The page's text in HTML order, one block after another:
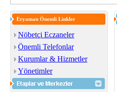
Eryaman Önemli Linkler
Nöbetçi Eczaneler
Önemli Telefonlar
Kurumlar & Hizmetler
Yönetimler